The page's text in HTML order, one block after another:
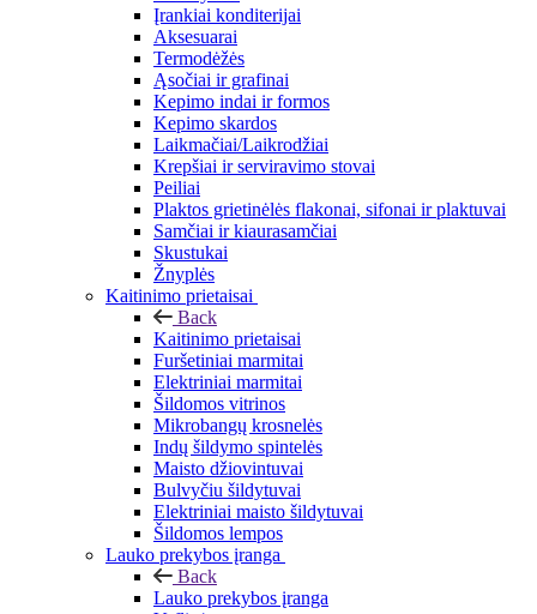
Įrankiai konditerijai
Aksesuarai
Termodėžės
Ąsočiai ir grafinai
Kepimo indai ir formos
Kepimo skardos
Laikmačiai/Laikrodžiai
Krepšiai ir serviravimo stovai
Peiliai
Plaktos grietinėlės flakonai, sifonai ir plaktuvai
Samčiai ir kiaurasamčiai
Skustukai
Žnyplės
Kaitinimo prietaisai
Back
Kaitinimo prietaisai
Furšetiniai marmitai
Elektriniai marmitai
Šildomos vitrinos
Mikrobangų krosnelės
Indų šildymo spintelės
Maisto džiovintuvai
Bulvyčiu šildytuvai
Elektriniai maisto šildytuvai
Šildomos lempos
Lauko prekybos įranga
Back
Lauko prekybos įranga